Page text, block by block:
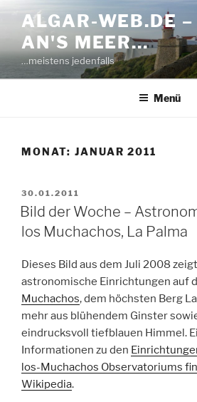
Inhalt
springen
ALGAR-WEB.DE –
AN'S MEER…
…meistens jedenfalls
Menü
MONAT: JANUAR 2011
VERÖFFENTLICHT
AM
30.01.2011
Bild der Woche –
los Muchachos, La Palma
Dieses Bild aus dem Juli 2008
astronomische Einrichtungen auf
Muchachos, dem höchsten Berg
mehr aus blühendem Ginster
eindrucksvoll tiefblauen Himmel.
Informationen zu den
los-Muchachos Observatoriums
Wikipedia.